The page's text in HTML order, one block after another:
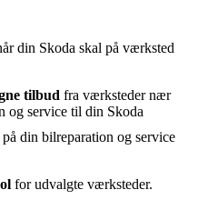
din Skoda skal på værksted
tilbud fra værksteder nær
og service til din Skoda
din bilreparation og service
for udvalgte værksteder.